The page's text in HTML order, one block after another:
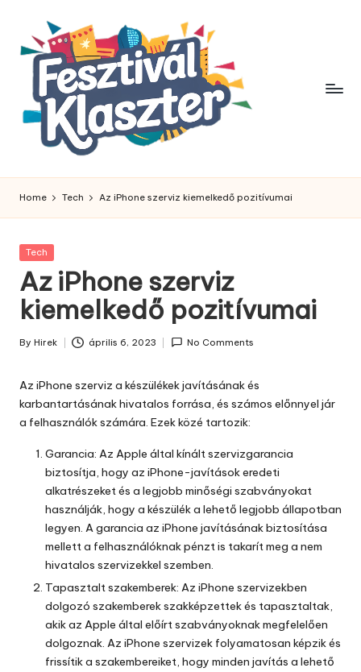
content
Home Tech Az iPhone szerviz kiemelkedő pozitívumai
Posted
Tech
Az iPhone szerviz
kiemelkedő pozitívumai
Posted
By Hirek április 6, 2023 No Comments
Az iPhone szerviz a készülékek javításánakés
karbantartásának hivatalos forrása, és számos előnnyel jár
a felhasználók számára. Ezek közé tartozik:
Garancia: Az Apple által kínált szervizgarancia
biztosítja, hogy az iPhone-javítások eredeti
alkatrészeket és a legjobb minőségi szabványokat
használják, hogy a készülék a lehető legjobb állapotban
legyen. A garancia az iPhone javításának biztosítása
mellett a felhasználóknak pénzt is takarít meg a nem
hivatalos szervizekkel szemben.
Tapasztalt szakemberek: Az iPhone szervizekben
dolgozó szakemberek szakképzettek és tapasztaltak,
akik az Apple által előírt szabványoknak megfelelően
dolgoznak. Az iPhone szervizek folyamatosan képzik és
frissítik a szakembereiket, hogy minden javítás a lehető